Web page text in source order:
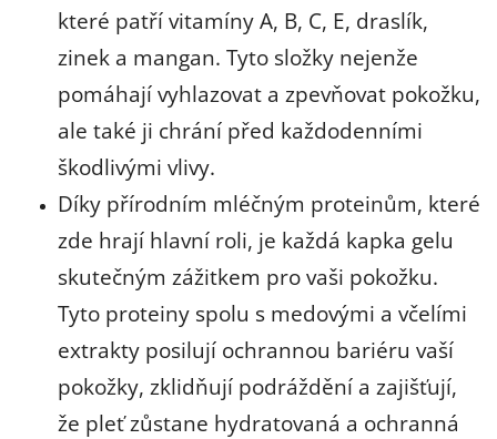
které patří vitamíny A, B, C, E, draslík,
zinek a mangan. Tyto složky nejenže
pomáhají vyhlazovat a zpevňovat pokožku,
ale také ji chrání před každodenními
škodlivými vlivy.
Díky přírodním mléčným proteinům, které
zde hrají hlavní roli, je každá kapka gelu
skutečným zážitkem pro vaši pokožku.
Tyto proteiny spolu s medovými a včelími
extrakty posilují ochrannou bariéru vaší
pokožky, zklidňují podráždění a zajišťují,
že pleť zůstane hydratovaná a ochranná